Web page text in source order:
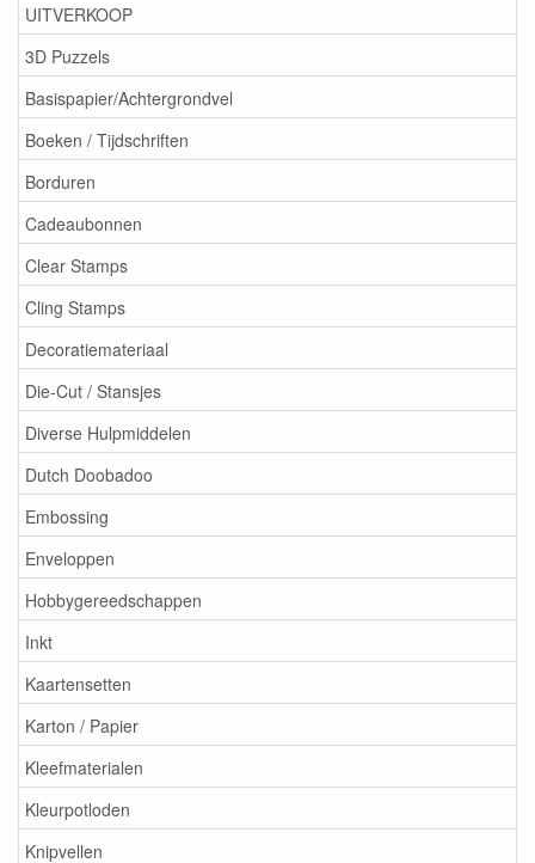
UITVERKOOP
3D Puzzels
Basispapier/Achtergrondvel
Boeken / Tijdschriften
Borduren
Cadeaubonnen
Clear Stamps
Cling Stamps
Decoratiemateriaal
Die-Cut / Stansjes
Diverse Hulpmiddelen
Dutch Doobadoo
Embossing
Enveloppen
Hobbygereedschappen
Inkt
Kaartensetten
Karton / Papier
Kleefmaterialen
Kleurpotloden
Knipvellen